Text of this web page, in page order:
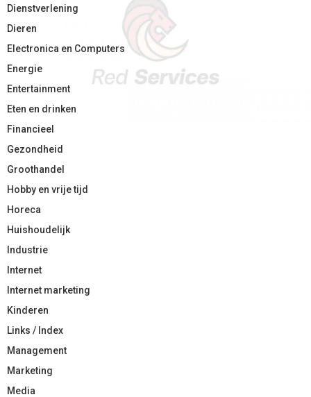
Dienstverlening
Dieren
Electronica en Computers
Energie
Entertainment
Eten en drinken
Financieel
Gezondheid
Groothandel
Hobby en vrije tijd
Horeca
Huishoudelijk
Industrie
Internet
Internet marketing
Kinderen
Links / Index
Management
Marketing
Media